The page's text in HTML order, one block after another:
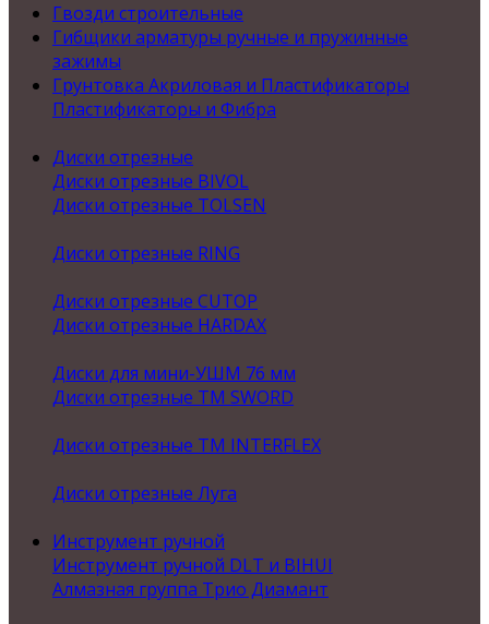
Гвозди строительные
Гибщики арматуры ручные и пружинные
зажимы
Грунтовка Акриловая и Пластификаторы
Пластификаторы и Фибра
Диски отрезные
Диски отрезные BIVOL
Диски отрезные TOLSEN
Диски отрезные RING
Диски отрезные CUTOP
Диски отрезные HARDAX
Диски для мини-УШМ 76 мм
Диски отрезные ТМ SWORD
Диски отрезные ТМ INTERFLEX
Диски отрезные Луга
Инструмент ручной
Инструмент ручной DLT и BIHUI
Алмазная группа Трио Диамант